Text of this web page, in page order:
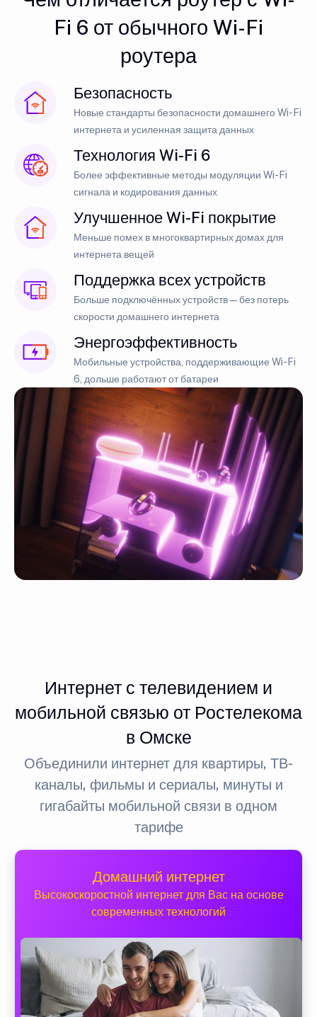
Fi 6 от обычного Wi-Fi
роутера
Безопасность
Новые стандарты безопасности домашнего Wi-Fi
интернета и усиленная защита данных
Технология Wi-Fi 6
Более эффективные методы модуляции Wi-Fi
сигнала и кодирования данных
Улучшенное Wi-Fi покрытие
Меньше помех в многоквартирных домах для
интернета вещей
Поддержка всех устройств
Больше подключённых устройств — без потерь
скорости домашнего интернета
Энергоэффективность
Мобильные устройства, поддерживающие Wi-Fi
6, дольше работают от батареи
Интернет с телевидением и
мобильной связью от Ростелекома
в Омске
Объединили интернет для квартиры, ТВ-
каналы, фильмы и сериалы, минуты и
гигабайты мобильной связи в одном
тарифе
Домашний интернет
Высокоскоростной интернет для Вас на основе
современных технологий